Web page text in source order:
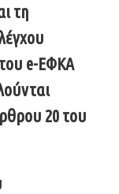
τη
e-EΦΚΑ
20 του